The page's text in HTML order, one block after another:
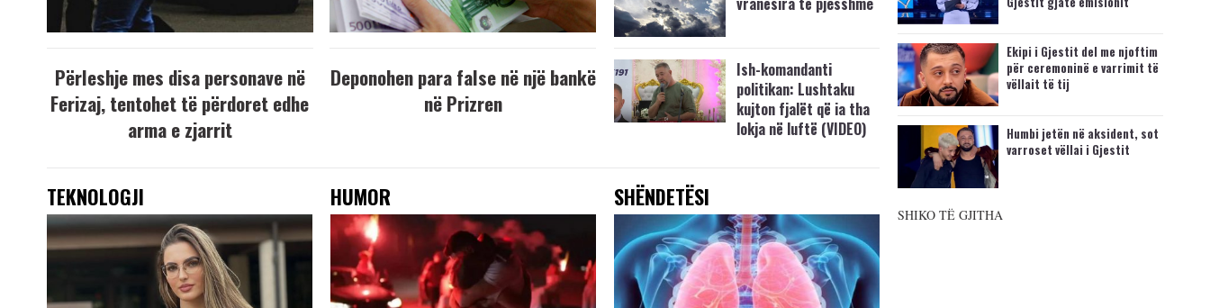
Përleshje mes disa personave në
Ferizaj, tentohet të përdoret edhe
arma e zjarrit
Deponohen para false në një bankë
në Prizren
Ish-komandanti
politikan: Lushtaku
kujton fjalët që ia tha
lokja në luftë (VIDEO)
TEKNOLOGJI HUMOR SHËNDETËSI
Ekipi i Gjestit del me njoftim
për ceremoninë e varrimit të
vëllait të tij
Humbi jetën në aksident, sot
varroset vëllai i Gjestit
SHIKO TË GJITHA